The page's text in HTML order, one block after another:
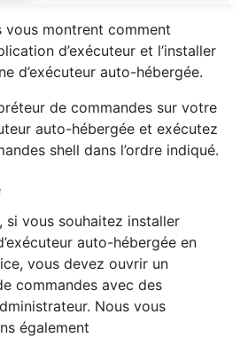
vous montrent comment
d’exécuteur et l’installer
d’exécuteur auto-hébergée.
de commandes sur votre
auto-hébergée et exécutez
shell dans l’ordre indiqué.
si vous souhaitez installer
auto-hébergée en
vous devez ouvrir un
commandes avec des
Nous vous
également